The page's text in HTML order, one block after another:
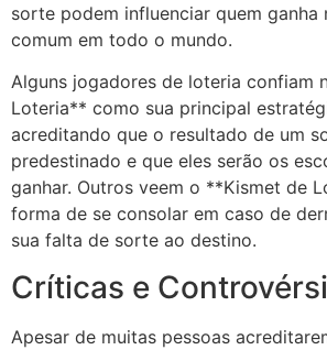
sorte podem influenciar quem ganha
comum em todo o mundo.
Alguns jogadores de loteria confiam
Loteria** como sua principal
acreditando que o resultado de um
predestinado e que eles serão os
ganhar. Outros veem o **Kismet de
forma de se consolar em caso de
sua falta de sorte ao destino.
Críticas e
Apesar de muitas pessoas